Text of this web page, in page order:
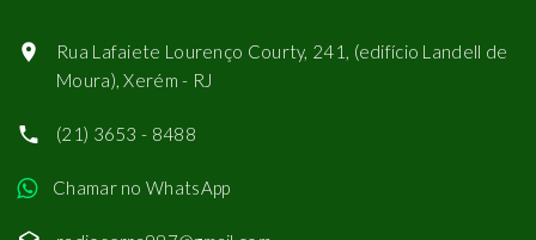
Rua Lafaiete Lourenço Courty, 241, (edifício Landell de
Moura), Xerém - RJ
(21) 3653 - 8488
Chamar no WhatsApp